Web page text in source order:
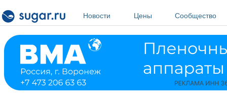
Новости
Цены Сообщество